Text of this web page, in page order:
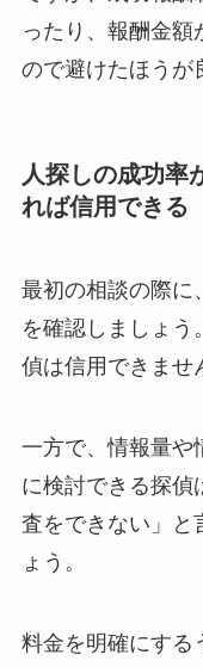
ったり、報酬金額
ので避けたほうが
人探しの成功率
れば信用できる
最初の相談の際に
を確認しましょう
偵は信用できませ
一方で、情報量や
に検討できる探偵
査をできない」と
ょう。
料金を明確にする